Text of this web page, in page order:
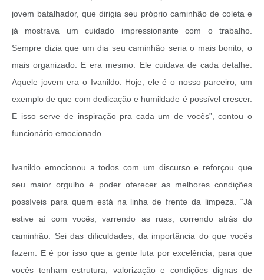
jovem batalhador, que dirigia seu próprio caminhão de coleta e
já mostrava um cuidado impressionante com o trabalho.
Sempre dizia que um dia seu caminhão seria o mais bonito, o
mais organizado. E era mesmo. Ele cuidava de cada detalhe.
Aquele jovem era o Ivanildo. Hoje, ele é o nosso parceiro, um
exemplo de que com dedicação e humildade é possível crescer.
E isso serve de inspiração pra cada um de vocês”, contou o
funcionário emocionado.
Ivanildo emocionou a todos com um discurso e reforçou que
seu maior orgulho é poder oferecer as melhores condições
possíveis para quem está na linha de frente da limpeza. “Já
estive aí com vocês, varrendo as ruas, correndo atrás do
caminhão. Sei das dificuldades, da importância do que vocês
fazem. E é por isso que a gente luta por excelência, para que
vocês tenham estrutura, valorização e condições dignas de